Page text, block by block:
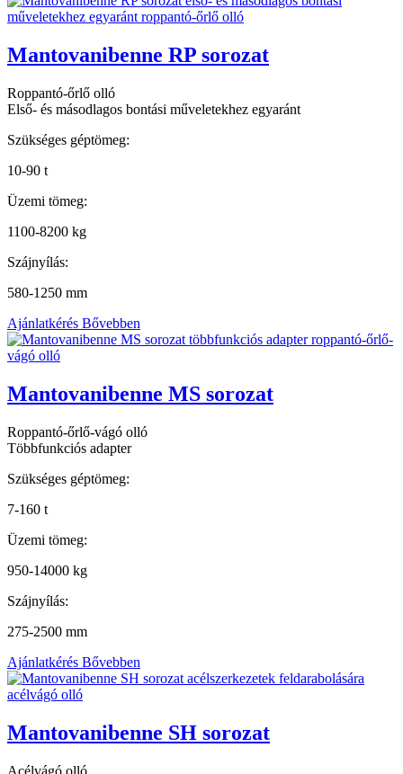
Mantovanibenne RP sorozat
Roppantó-őrlő olló
Első- és másodlagos bontási műveletekhez egyaránt
Szükséges géptömeg:
10-90 t
Üzemi tömeg:
1100-8200 kg
Szájnyílás:
580-1250 mm
Ajánlatkérés Bővebben
Mantovanibenne MS sorozat
Roppantó-őrlő-vágó olló
Többfunkciós adapter
Szükséges géptömeg:
7-160 t
Üzemi tömeg:
950-14000 kg
Szájnyílás:
275-2500 mm
Ajánlatkérés Bővebben
Mantovanibenne SH sorozat
Acélvágó olló